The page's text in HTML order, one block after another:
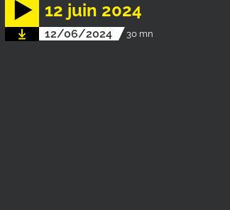
12 juin 2024
12/06/2024 30 mn